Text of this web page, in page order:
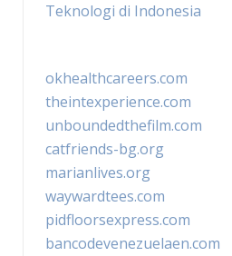
Teknologi di Indonesia
okhealthcareers.com
theintexperience.com
unboundedthefilm.com
catfriends-bg.org
marianlives.org
waywardtees.com
pidfloorsexpress.com
bancodevenezuelaen.com